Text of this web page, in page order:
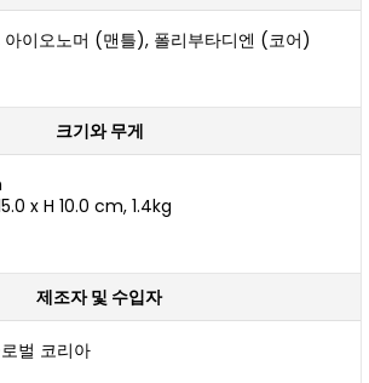
이오노머 (맨틀), 폴리부타디엔 (코어)
크기와 무게
x H 10.0 cm, 1.4kg
제조자 및 수입자
벌 코리아